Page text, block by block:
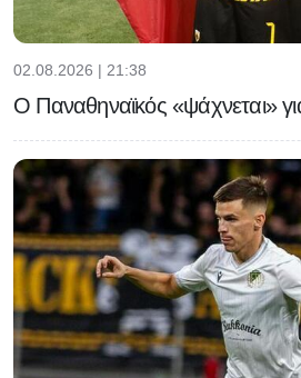
02.08.2026 | 21:38
Ο Παναθηναϊκός «ψάχνεται»